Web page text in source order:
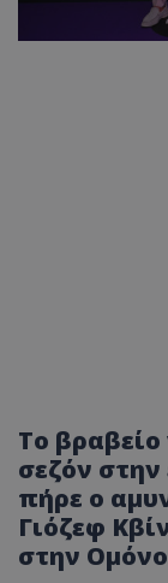
Το
σεζόν
πήρε ο
Γιόζεφ
στην